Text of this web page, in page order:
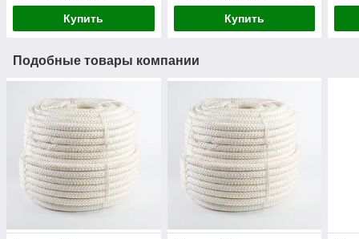
Купить Купить
Подобные товары компании